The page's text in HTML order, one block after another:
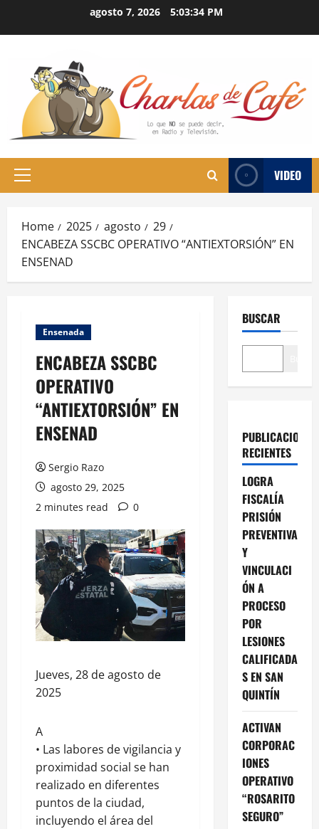
agosto 7, 2026 5:03:35 PM
Primary
VIDEO
Home 2025 agosto
29
ENCABEZA SSCBC OPERATIVO “ANTIEXTORSIÓN” EN
ENSENAD
Ensenada
ENCABEZA SSCBC
OPERATIVO
“ANTIEXTORSIÓN” EN
ENSENAD
Sergio Razo
agosto 29, 2025
2 minutes read
0
Jueves, 28 de agosto de
2025
A
• Las labores de vigilancia y
proximidad social se han
realizado en diferentes
puntos de la ciudad,
incluyendo el área del
BUSCAR
PUBLICACIONES
RECIENTES
LOGRA
FISCALÍA
PRISIÓN
PREVENTIVA
Y
VINCULACI
ÓN A
PROCESO
POR
LESIONES
CALIFICADA
S EN SAN
QUINTÍN
ACTIVAN
CORPORAC
IONES
OPERATIVO
“ROSARITO
SEGURO”